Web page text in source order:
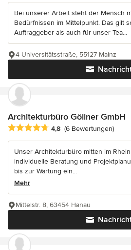
Bei unserer Arbeit steht der Mensch
Bedürfnissen im Mittelpunkt. Das gilt
Auftraggeber als auch für unser Tea...
4 Universitätsstraße, 55127 Mainz
Architekturbüro Göllner GmbH
Durchschnittliche Bewertung: 4.8
4,8 (6 Bewertungen)
Unser Architekturbüro mitten im
individuelle Beratung und
bis zur Wartung ein...
Mehr
Mittelstr. 8, 63454 Hanau